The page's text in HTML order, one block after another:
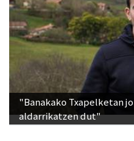
"Banakako Txapelketan
aldarrikatzen dut"